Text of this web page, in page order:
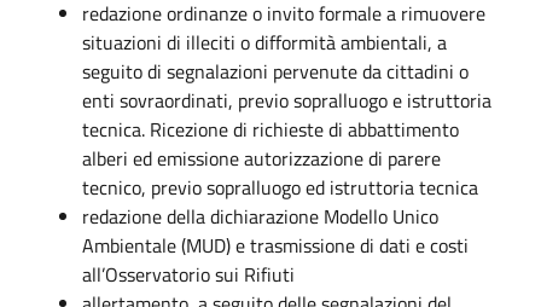
redazione ordinanze o invito formale a rimuovere
situazioni di illeciti o difformità ambientali, a
seguito di segnalazioni pervenute da cittadini o
enti sovraordinati, previo sopralluogo e istruttoria
tecnica. Ricezione di richieste di abbattimento
alberi ed emissione autorizzazione di parere
tecnico, previo sopralluogo ed istruttoria tecnica
redazione della dichiarazione Modello Unico
Ambientale (MUD) e trasmissione di dati e costi
all’Osservatorio sui Rifiuti